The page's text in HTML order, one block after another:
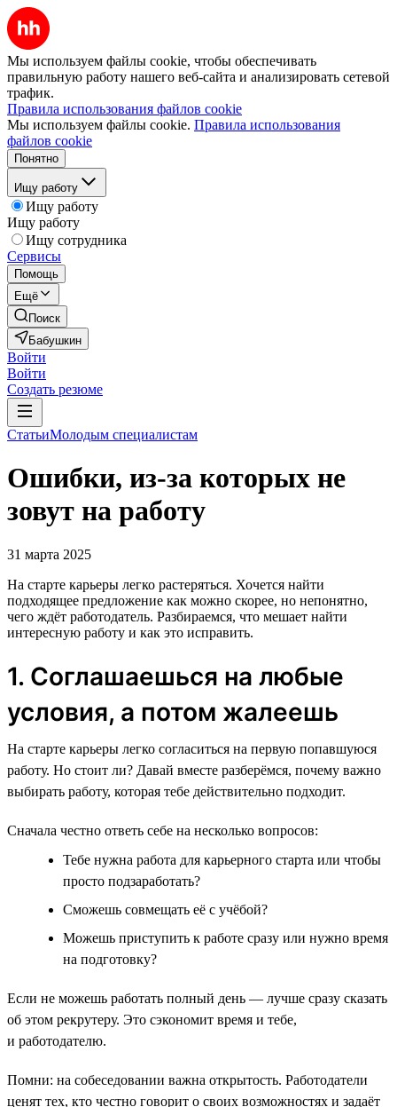
Мы используем файлы cookie, чтобы обеспечивать
правильную работу нашего веб-сайта и анализировать сетевой
трафик.
Правила использования файлов cookie
Мы используем файлы cookie. Правила использования
файлов cookie
Понятно
Ищу работу
Ищу работу
Ищу работу
Ищу сотрудника
Сервисы
Помощь
Ещё
Поиск
Бабушкин
Войти
Войти
Создать резюме
СтатьиМолодым специалистам
Ошибки, из-за которых не
зовут на работу
31 марта 2025
На старте карьеры легко растеряться. Хочется найти
подходящее предложение как можно скорее, но непонятно,
чего ждёт работодатель. Разбираемся, что мешает найти
интересную работу и как это исправить.
1. Соглашаешься на любые
условия, а потом жалеешь
На старте карьеры легко согласиться на первую попавшуюся
работу. Но стоит ли? Давай вместе разберёмся, почему важно
выбирать работу, которая тебе действительно подходит.
Сначала честно ответь себе на несколько вопросов:
Тебе нужна работа для карьерного старта или чтобы
просто подзаработать?
Сможешь совмещать её с учёбой?
Можешь приступить к работе сразу или нужно время
на подготовку?
Если не можешь работать полный день — лучше сразу сказать
об этом рекрутеру. Это сэкономит время и тебе,
и работодателю.
Помни: на собеседовании важна открытость. Работодатели
ценят тех, кто честно говорит о своих возможностях и задаёт